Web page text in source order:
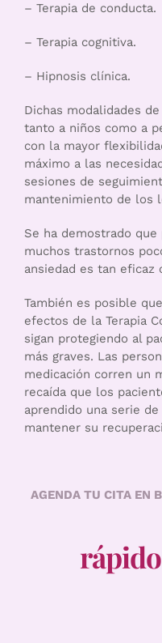
– Terapia de conducta.
– Terapia cognitiva.
– Hipnosis clínica.
Dichas modalidades
tanto a niños como a
con la mayor
máximo a las
sesiones de
mantenimiento de los
Se ha demostrado
muchos trastornos
ansiedad es tan eficaz
También es posible
efectos de la Terapia
sigan protegiendo al
más graves. Las
medicación corren un
recaída que los
aprendido una serie
mantener su
AGENDA TU CITA EN